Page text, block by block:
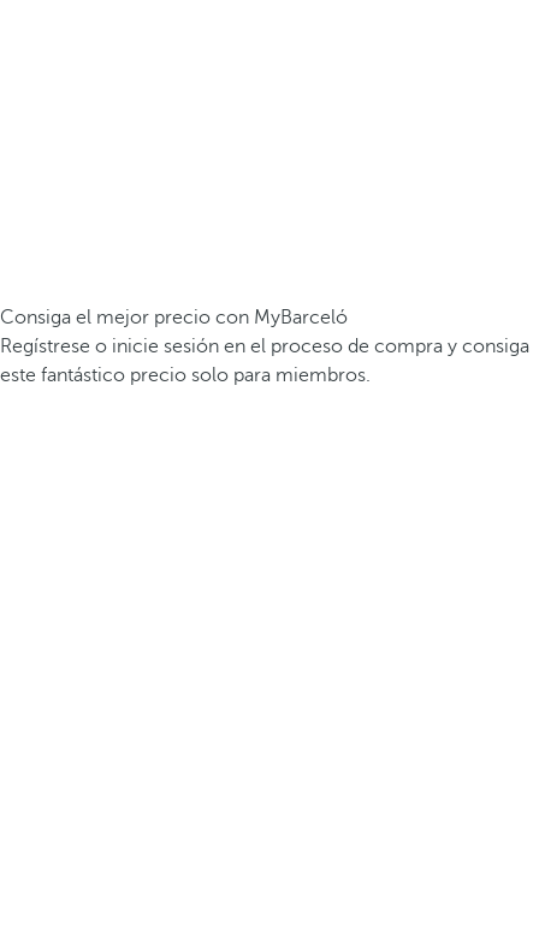
Consiga el mejor precio con MyBarceló
Regístrese o inicie sesión en el proceso de compra y consiga
este fantástico precio solo para miembros.